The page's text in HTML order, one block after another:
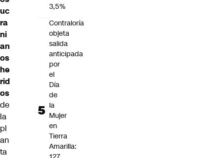
uc
ra
ni
an
os
he
rid
os
de
la
pl
an
ta
3,5%
Contraloría
objeta
salida
anticipada
por
el
Día
de
la
Mujer
en
Tierra
Amarilla: